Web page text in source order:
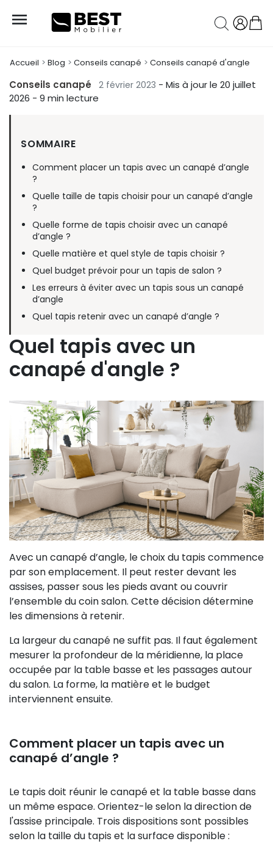

Accueil Blog Conseils canapé Conseils canapé d'angle
Conseils canapé 2 février 2023 - Mis à jour le 20 juillet
2026 - 9 min lecture
SOMMAIRE
Comment placer un tapis avec un canapé d’angle
?
Quelle taille de tapis choisir pour un canapé d’angle
?
Quelle forme de tapis choisir avec un canapé
d’angle ?
Quelle matière et quel style de tapis choisir ?
Quel budget prévoir pour un tapis de salon ?
Les erreurs à éviter avec un tapis sous un canapé
d’angle
Quel tapis retenir avec un canapé d’angle ?
Quel tapis avec un
canapé d'angle ?
Avec un canapé d’angle, le choix du tapis commence
par son emplacement. Il peut rester devant les
assises, passer sous les pieds avant ou couvrir
l’ensemble du coin salon. Cette décision détermine
les dimensions à retenir.
La largeur du canapé ne suffit pas. Il faut également
mesurer la profondeur de la méridienne, la place
occupée par la table basse et les passages autour
du salon. La forme, la matière et le budget
interviennent ensuite.
Comment placer un tapis avec un
canapé d’angle ?
Le tapis doit réunir le canapé et la table basse dans
un même espace. Orientez-le selon la direction de
l'assise principale. Trois dispositions sont possibles
selon la taille du tapis et la surface disponible :